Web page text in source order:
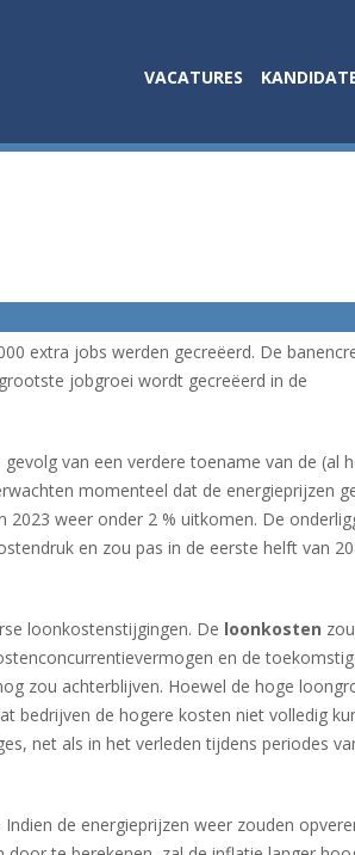
VACATURES
extra jobs werden gecreëerd. De
jobgroei wordt gecreëerd in de
van een verdere toename van de (al
momenteel dat de energieprijzen
weer onder 2 % uitkomen. De
en zou pas in de eerste helft van
loonkostenstijgingen. De loonkosten
en de
zou achterblijven. Hoewel de hoge
bedrijven de hogere kosten niet volledig
net als in het verleden tijdens periodes
de energieprijzen weer zouden